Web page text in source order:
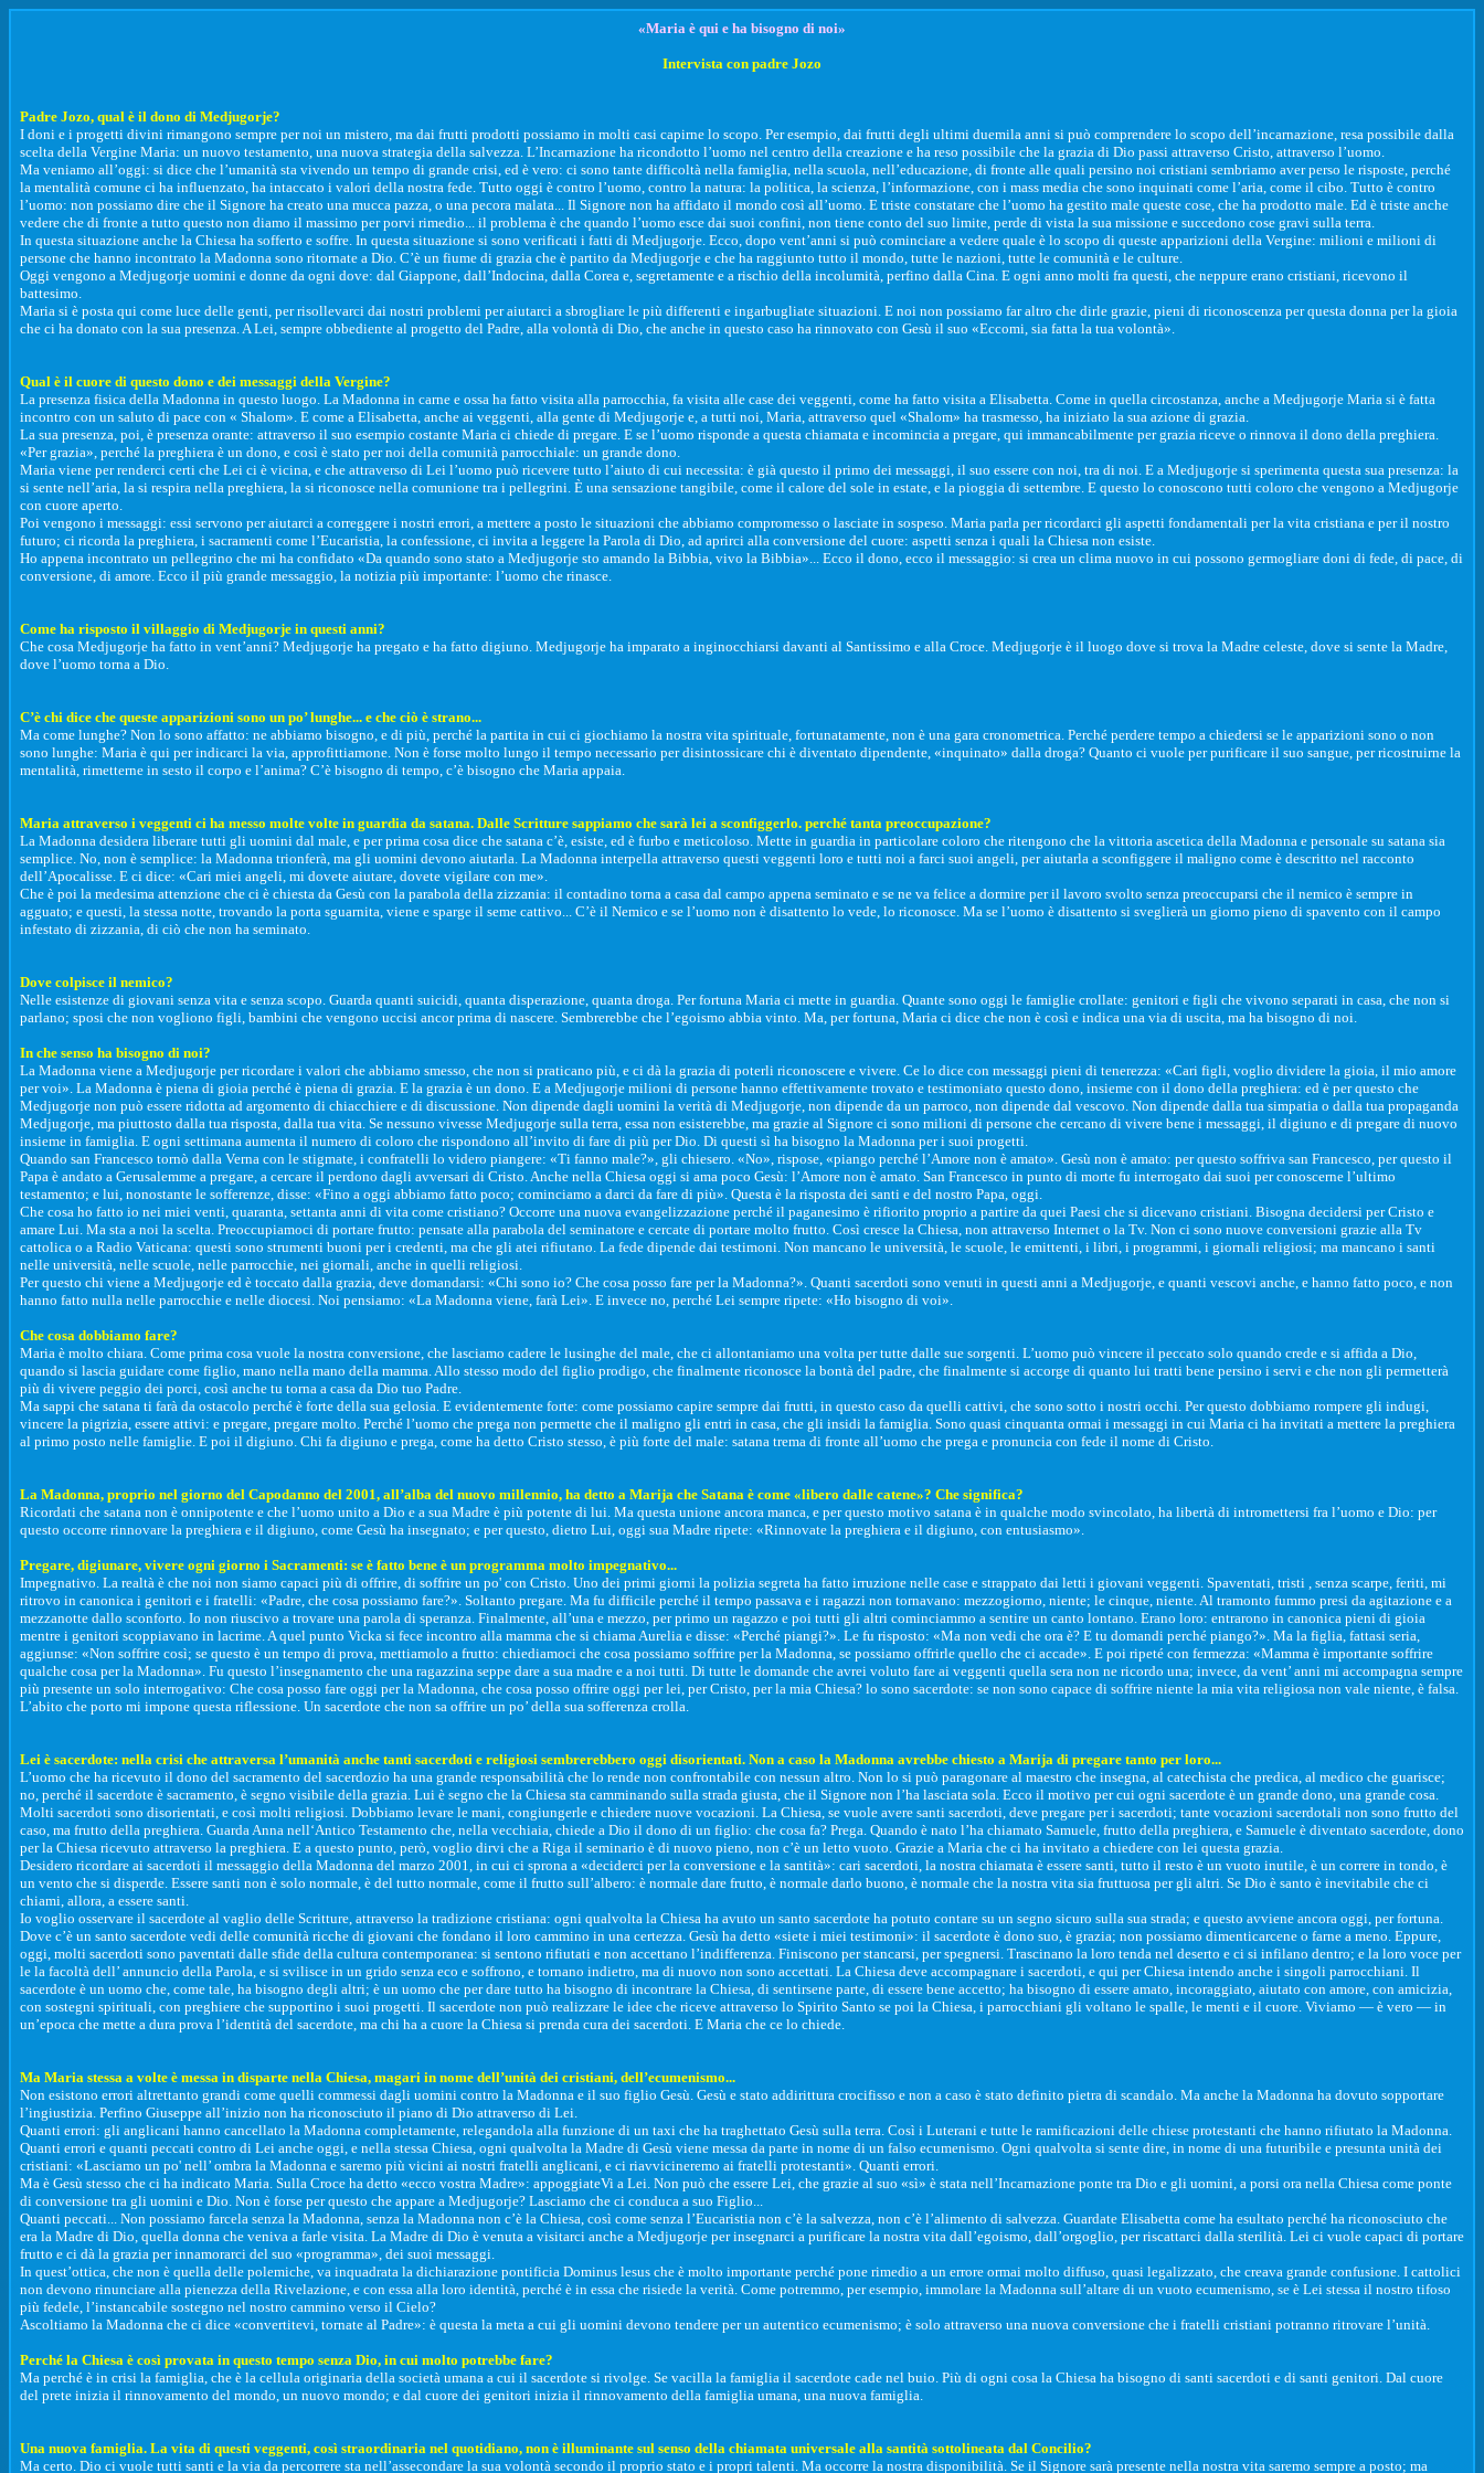
«Maria è qui e ha bisogno di noi»
Intervista con padre Jozo
Padre Jozo, qual è il dono di Medjugorje?
I doni e i progetti divini rimangono sempre per noi un mistero, ma dai frutti prodotti possiamo in molti casi capirne lo scopo. Per esempio, dai frutti degli ultimi duemila anni si può comprendere lo scopo dell’incarnazione, resa possibile dalla
scelta della Vergine Maria: un nuovo testamento, una nuova strategia della salvezza. L’Incarnazione ha ricondotto l’uomo nel centro della creazione e ha reso possibile che la grazia di Dio passi attraverso Cristo, attraverso l’uomo.
Ma veniamo all’oggi: si dice che l’umanità sta vivendo un tempo di grande crisi, ed è vero: ci sono tante difficoltà nella famiglia, nella scuola, nell’educazione, di fronte alle quali persino noi cristiani sembriamo aver perso le risposte, perché
la mentalità comune ci ha influenzato, ha intaccato i valori della nostra fede. Tutto oggi è contro l’uomo, contro la natura: la politica, la scienza, l’informazione, con i mass media che sono inquinati come l’aria, come il cibo. Tutto è contro
l’uomo: non possiamo dire che il Signore ha creato una mucca pazza, o una pecora malata... Il Signore non ha affidato il mondo così all’uomo. E triste constatare che l’uomo ha gestito male queste cose, che ha prodotto male. Ed è triste anche
vedere che di fronte a tutto questo non diamo il massimo per porvi rimedio... il problema è che quando l’uomo esce dai suoi confini, non tiene conto del suo limite, perde di vista la sua missione e succedono cose gravi sulla terra.
In questa situazione anche la Chiesa ha sofferto e soffre. In questa situazione si sono verificati i fatti di Medjugorje. Ecco, dopo vent’anni si può cominciare a vedere quale è lo scopo di queste apparizioni della Vergine: milioni e milioni di
persone che hanno incontrato la Madonna sono ritornate a Dio. C’è un fiume di grazia che è partito da Medjugorje e che ha raggiunto tutto il mondo, tutte le nazioni, tutte le comunità e le culture.
Oggi vengono a Medjugorje uomini e donne da ogni dove: dal Giappone, dall’Indocina, dalla Corea e, segretamente e a rischio della incolumità, perfino dalla Cina. E ogni anno molti fra questi, che neppure erano cristiani, ricevono il
battesimo.
Maria si è posta qui come luce delle genti, per risollevarci dai nostri problemi per aiutarci a sbrogliare le più differenti e ingarbugliate situazioni. E noi non possiamo far altro che dirle grazie, pieni di riconoscenza per questa donna per la gioia
che ci ha donato con la sua presenza. A Lei, sempre obbediente al progetto del Padre, alla volontà di Dio, che anche in questo caso ha rinnovato con Gesù il suo «Eccomi, sia fatta la tua volontà».
Qual è il cuore di questo dono e dei messaggi della Vergine?
La presenza fisica della Madonna in questo luogo. La Madonna in carne e ossa ha fatto visita alla parrocchia, fa visita alle case dei veggenti, come ha fatto visita a Elisabetta. Come in quella circostanza, anche a Medjugorje Maria si è fatta
incontro con un saluto di pace con « Shalom». E come a Elisabetta, anche ai veggenti, alla gente di Medjugorje e, a tutti noi, Maria, attraverso quel «Shalom» ha trasmesso, ha iniziato la sua azione di grazia.
La sua presenza, poi, è presenza orante: attraverso il suo esempio costante Maria ci chiede di pregare. E se l’uomo risponde a questa chiamata e incomincia a pregare, qui immancabilmente per grazia riceve o rinnova il dono della preghiera.
«Per grazia», perché la preghiera è un dono, e così è stato per noi della comunità parrocchiale: un grande dono.
Maria viene per renderci certi che Lei ci è vicina, e che attraverso di Lei l’uomo può ricevere tutto l’aiuto di cui necessita: è già questo il primo dei messaggi, il suo essere con noi, tra di noi. E a Medjugorje si sperimenta questa sua presenza: la
si sente nell’aria, la si respira nella preghiera, la si riconosce nella comunione tra i pellegrini. È una sensazione tangibile, come il calore del sole in estate, e la pioggia di settembre. E questo lo conoscono tutti coloro che vengono a Medjugorje
con cuore aperto.
Poi vengono i messaggi: essi servono per aiutarci a correggere i nostri errori, a mettere a posto le situazioni che abbiamo compromesso o lasciate in sospeso. Maria parla per ricordarci gli aspetti fondamentali per la vita cristiana e per il nostro
futuro; ci ricorda la preghiera, i sacramenti come l’Eucaristia, la confessione, ci invita a leggere la Parola di Dio, ad aprirci alla conversione del cuore: aspetti senza i quali la Chiesa non esiste.
Ho appena incontrato un pellegrino che mi ha confidato «Da quando sono stato a Medjugorje sto amando la Bibbia, vivo la Bibbia»... Ecco il dono, ecco il messaggio: si crea un clima nuovo in cui possono germogliare doni di fede, di pace, di
conversione, di amore. Ecco il più grande messaggio, la notizia più importante: l’uomo che rinasce.
Come ha risposto il villaggio di Medjugorje in questi anni?
Che cosa Medjugorje ha fatto in vent’anni? Medjugorje ha pregato e ha fatto digiuno. Medjugorje ha imparato a inginocchiarsi davanti al Santissimo e alla Croce. Medjugorje è il luogo dove si trova la Madre celeste, dove si sente la Madre,
dove l’uomo torna a Dio.
C’è chi dice che queste apparizioni sono un po’ lunghe... e che ciò è strano...
Ma come lunghe? Non lo sono affatto: ne abbiamo bisogno, e di più, perché la partita in cui ci giochiamo la nostra vita spirituale, fortunatamente, non è una gara cronometrica. Perché perdere tempo a chiedersi se le apparizioni sono o non
sono lunghe: Maria è qui per indicarci la via, approfittiamone. Non è forse molto lungo il tempo necessario per disintossicare chi è diventato dipendente, «inquinato» dalla droga? Quanto ci vuole per purificare il suo sangue, per ricostruirne la
mentalità, rimetterne in sesto il corpo e l’anima? C’è bisogno di tempo, c’è bisogno che Maria appaia.
Maria attraverso i veggenti ci ha messo molte volte in guardia da satana. Dalle Scritture sappiamo che sarà lei a sconfiggerlo. perché tanta preoccupazione?
La Madonna desidera liberare tutti gli uomini dal male, e per prima cosa dice che satana c’è, esiste, ed è furbo e meticoloso. Mette in guardia in particolare coloro che ritengono che la vittoria ascetica della Madonna e personale su satana sia
semplice. No, non è semplice: la Madonna trionferà, ma gli uomini devono aiutarla. La Madonna interpella attraverso questi veggenti loro e tutti noi a farci suoi angeli, per aiutarla a sconfiggere il maligno come è descritto nel racconto
dell’Apocalisse. E ci dice: «Cari miei angeli, mi dovete aiutare, dovete vigilare con me».
Che è poi la medesima attenzione che ci è chiesta da Gesù con la parabola della zizzania: il contadino torna a casa dal campo appena seminato e se ne va felice a dormire per il lavoro svolto senza preoccuparsi che il nemico è sempre in
agguato; e questi, la stessa notte, trovando la porta sguarnita, viene e sparge il seme cattivo... C’è il Nemico e se l’uomo non è disattento lo vede, lo riconosce. Ma se l’uomo è disattento si sveglierà un giorno pieno di spavento con il campo
infestato di zizzania, di ciò che non ha seminato.
Dove colpisce il nemico?
Nelle esistenze di giovani senza vita e senza scopo. Guarda quanti suicidi, quanta disperazione, quanta droga. Per fortuna Maria ci mette in guardia. Quante sono oggi le famiglie crollate: genitori e figli che vivono separati in casa, che non si
parlano; sposi che non vogliono figli, bambini che vengono uccisi ancor prima di nascere. Sembrerebbe che l’egoismo abbia vinto. Ma, per fortuna, Maria ci dice che non è così e indica una via di uscita, ma ha bisogno di noi.
In che senso ha bisogno di noi?
La Madonna viene a Medjugorje per ricordare i valori che abbiamo smesso, che non si praticano più, e ci dà la grazia di poterli riconoscere e vivere. Ce lo dice con messaggi pieni di tenerezza: «Cari figli, voglio dividere la gioia, il mio amore
per voi». La Madonna è piena di gioia perché è piena di grazia. E la grazia è un dono. E a Medjugorje milioni di persone hanno effettivamente trovato e testimoniato questo dono, insieme con il dono della preghiera: ed è per questo che
Medjugorje non può essere ridotta ad argomento di chiacchiere e di discussione. Non dipende dagli uomini la verità di Medjugorje, non dipende da un parroco, non dipende dal vescovo. Non dipende dalla tua simpatia o dalla tua propaganda
Medjugorje, ma piuttosto dalla tua risposta, dalla tua vita. Se nessuno vivesse Medjugorje sulla terra, essa non esisterebbe, ma grazie al Signore ci sono milioni di persone che cercano di vivere bene i messaggi, il digiuno e di pregare di nuovo
insieme in famiglia. E ogni settimana aumenta il numero di coloro che rispondono all’invito di fare di più per Dio. Di questi sì ha bisogno la Madonna per i suoi progetti.
Quando san Francesco tornò dalla Verna con le stigmate, i confratelli lo videro piangere: «Ti fanno male?», gli chiesero. «No», rispose, «piango perché l’Amore non è amato». Gesù non è amato: per questo soffriva san Francesco, per questo il
Papa è andato a Gerusalemme a pregare, a cercare il perdono dagli avversari di Cristo. Anche nella Chiesa oggi si ama poco Gesù: l’Amore non è amato. San Francesco in punto di morte fu interrogato dai suoi per conoscerne l’ultimo
testamento; e lui, nonostante le sofferenze, disse: «Fino a oggi abbiamo fatto poco; cominciamo a darci da fare di più». Questa è la risposta dei santi e del nostro Papa, oggi.
Che cosa ho fatto io nei miei venti, quaranta, settanta anni di vita come cristiano? Occorre una nuova evangelizzazione perché il paganesimo è rifiorito proprio a partire da quei Paesi che si dicevano cristiani. Bisogna decidersi per Cristo e
amare Lui. Ma sta a noi la scelta. Preoccupiamoci di portare frutto: pensate alla parabola del seminatore e cercate di portare molto frutto. Così cresce la Chiesa, non attraverso Internet o la Tv. Non ci sono nuove conversioni grazie alla Tv
cattolica o a Radio Vaticana: questi sono strumenti buoni per i credenti, ma che gli atei rifiutano. La fede dipende dai testimoni. Non mancano le università, le scuole, le emittenti, i libri, i programmi, i giornali religiosi; ma mancano i santi
nelle università, nelle scuole, nelle parrocchie, nei giornali, anche in quelli religiosi.
Per questo chi viene a Medjugorje ed è toccato dalla grazia, deve domandarsi: «Chi sono io? Che cosa posso fare per la Madonna?». Quanti sacerdoti sono venuti in questi anni a Medjugorje, e quanti vescovi anche, e hanno fatto poco, e non
hanno fatto nulla nelle parrocchie e nelle diocesi. Noi pensiamo: «La Madonna viene, farà Lei». E invece no, perché Lei sempre ripete: «Ho bisogno di voi».
Che cosa dobbiamo fare?
Maria è molto chiara. Come prima cosa vuole la nostra conversione, che lasciamo cadere le lusinghe del male, che ci allontaniamo una volta per tutte dalle sue sorgenti. L’uomo può vincere il peccato solo quando crede e si affida a Dio,
quando si lascia guidare come figlio, mano nella mano della mamma. Allo stesso modo del figlio prodigo, che finalmente riconosce la bontà del padre, che finalmente si accorge di quanto lui tratti bene persino i servi e che non gli permetterà
più di vivere peggio dei porci, così anche tu torna a casa da Dio tuo Padre.
Ma sappi che satana ti farà da ostacolo perché è forte della sua gelosia. E evidentemente forte: come possiamo capire sempre dai frutti, in questo caso da quelli cattivi, che sono sotto i nostri occhi. Per questo dobbiamo rompere gli indugi,
vincere la pigrizia, essere attivi: e pregare, pregare molto. Perché l’uomo che prega non permette che il maligno gli entri in casa, che gli insidi la famiglia. Sono quasi cinquanta ormai i messaggi in cui Maria ci ha invitati a mettere la preghiera
al primo posto nelle famiglie. E poi il digiuno. Chi fa digiuno e prega, come ha detto Cristo stesso, è più forte del male: satana trema di fronte all’uomo che prega e pronuncia con fede il nome di Cristo.
La Madonna, proprio nel giorno del Capodanno del 2001, all’alba del nuovo millennio, ha detto a Marija che Satana è come «libero dalle catene»? Che significa?
Ricordati che satana non è onnipotente e che l’uomo unito a Dio e a sua Madre è più potente di lui. Ma questa unione ancora manca, e per questo motivo satana è in qualche modo svincolato, ha libertà di intromettersi fra l’uomo e Dio: per
questo occorre rinnovare la preghiera e il digiuno, come Gesù ha insegnato; e per questo, dietro Lui, oggi sua Madre ripete: «Rinnovate la preghiera e il digiuno, con entusiasmo».
Pregare, digiunare, vivere ogni giorno i Sacramenti: se è fatto bene è un programma molto impegnativo...
Impegnativo. La realtà è che noi non siamo capaci più di offrire, di soffrire un po' con Cristo. Uno dei primi giorni la polizia segreta ha fatto irruzione nelle case e strappato dai letti i giovani veggenti. Spaventati, tristi , senza scarpe, feriti, mi
ritrovo in canonica i genitori e i fratelli: «Padre, che cosa possiamo fare?». Soltanto pregare. Ma fu difficile perché il tempo passava e i ragazzi non tornavano: mezzogiorno, niente; le cinque, niente. Al tramonto fummo presi da agitazione e a
mezzanotte dallo sconforto. Io non riuscivo a trovare una parola di speranza. Finalmente, all’una e mezzo, per primo un ragazzo e poi tutti gli altri cominciammo a sentire un canto lontano. Erano loro: entrarono in canonica pieni di gioia
mentre i genitori scoppiavano in lacrime. A quel punto Vicka si fece incontro alla mamma che si chiama Aurelia e disse: «Perché piangi?». Le fu risposto: «Ma non vedi che ora è? E tu domandi perché piango?». Ma la figlia, fattasi seria,
aggiunse: «Non soffrire così; se questo è un tempo di prova, mettiamolo a frutto: chiediamoci che cosa possiamo soffrire per la Madonna, se possiamo offrirle quello che ci accade». E poi ripeté con fermezza: «Mamma è importante soffrire
qualche cosa per la Madonna». Fu questo l’insegnamento che una ragazzina seppe dare a sua madre e a noi tutti. Di tutte le domande che avrei voluto fare ai veggenti quella sera non ne ricordo una; invece, da vent’ anni mi accompagna sempre
più presente un solo interrogativo: Che cosa posso fare oggi per la Madonna, che cosa posso offrire oggi per lei, per Cristo, per la mia Chiesa? lo sono sacerdote: se non sono capace di soffrire niente la mia vita religiosa non vale niente, è falsa.
L’abito che porto mi impone questa riflessione. Un sacerdote che non sa offrire un po’ della sua sofferenza crolla.
Lei è sacerdote: nella crisi che attraversa l’umanità anche tanti sacerdoti e religiosi sembrerebbero oggi disorientati. Non a caso la Madonna avrebbe chiesto a Marija di pregare tanto per loro...
L’uomo che ha ricevuto il dono del sacramento del sacerdozio ha una grande responsabilità che lo rende non confrontabile con nessun altro. Non lo si può paragonare al maestro che insegna, al catechista che predica, al medico che guarisce;
no, perché il sacerdote è sacramento, è segno visibile della grazia. Lui è segno che la Chiesa sta camminando sulla strada giusta, che il Signore non l’ha lasciata sola. Ecco il motivo per cui ogni sacerdote è un grande dono, una grande cosa.
Molti sacerdoti sono disorientati, e così molti religiosi. Dobbiamo levare le mani, congiungerle e chiedere nuove vocazioni. La Chiesa, se vuole avere santi sacerdoti, deve pregare per i sacerdoti; tante vocazioni sacerdotali non sono frutto del
caso, ma frutto della preghiera. Guarda Anna nell‘Antico Testamento che, nella vecchiaia, chiede a Dio il dono di un figlio: che cosa fa? Prega. Quando è nato l’ha chiamato Samuele, frutto della preghiera, e Samuele è diventato sacerdote, dono
per la Chiesa ricevuto attraverso la preghiera. E a questo punto, però, voglio dirvi che a Riga il seminario è di nuovo pieno, non c’è un letto vuoto. Grazie a Maria che ci ha invitato a chiedere con lei questa grazia.
Desidero ricordare ai sacerdoti il messaggio della Madonna del marzo 2001, in cui ci sprona a «deciderci per la conversione e la santità»: cari sacerdoti, la nostra chiamata è essere santi, tutto il resto è un vuoto inutile, è un correre in tondo, è
un vento che si disperde. Essere santi non è solo normale, è del tutto normale, come il frutto sull’albero: è normale dare frutto, è normale darlo buono, è normale che la nostra vita sia fruttuosa per gli altri. Se Dio è santo è inevitabile che ci
chiami, allora, a essere santi.
Io voglio osservare il sacerdote al vaglio delle Scritture, attraverso la tradizione cristiana: ogni qualvolta la Chiesa ha avuto un santo sacerdote ha potuto contare su un segno sicuro sulla sua strada; e questo avviene ancora oggi, per fortuna.
Dove c’è un santo sacerdote vedi delle comunità ricche di giovani che fondano il loro cammino in una certezza. Gesù ha detto «siete i miei testimoni»: il sacerdote è dono suo, è grazia; non possiamo dimenticarcene o farne a meno. Eppure,
oggi, molti sacerdoti sono paventati dalle sfide della cultura contemporanea: si sentono rifiutati e non accettano l’indifferenza. Finiscono per stancarsi, per spegnersi. Trascinano la loro tenda nel deserto e ci si infilano dentro; e la loro voce per
le la facoltà dell’ annuncio della Parola, e si svilisce in un grido senza eco e soffrono, e tornano indietro, ma di nuovo non sono accettati. La Chiesa deve accompagnare i sacerdoti, e qui per Chiesa intendo anche i singoli parrocchiani. Il
sacerdote è un uomo che, come tale, ha bisogno degli altri; è un uomo che per dare tutto ha bisogno di incontrare la Chiesa, di sentirsene parte, di essere bene accetto; ha bisogno di essere amato, incoraggiato, aiutato con amore, con amicizia,
con sostegni spirituali, con preghiere che supportino i suoi progetti. Il sacerdote non può realizzare le idee che riceve attraverso lo Spirito Santo se poi la Chiesa, i parrocchiani gli voltano le spalle, le menti e il cuore. Viviamo — è vero — in
un’epoca che mette a dura prova l’identità del sacerdote, ma chi ha a cuore la Chiesa si prenda cura dei sacerdoti. E Maria che ce lo chiede.
Ma Maria stessa a volte è messa in disparte nella Chiesa, magari in nome dell’unità dei cristiani, dell’ecumenismo...
Non esistono errori altrettanto grandi come quelli commessi dagli uomini contro la Madonna e il suo figlio Gesù. Gesù e stato addirittura crocifisso e non a caso è stato definito pietra di scandalo. Ma anche la Madonna ha dovuto sopportare
l’ingiustizia. Perfino Giuseppe all’inizio non ha riconosciuto il piano di Dio attraverso di Lei.
Quanti errori: gli anglicani hanno cancellato la Madonna completamente, relegandola alla funzione di un taxi che ha traghettato Gesù sulla terra. Così i Luterani e tutte le ramificazioni delle chiese protestanti che hanno rifiutato la Madonna.
Quanti errori e quanti peccati contro di Lei anche oggi, e nella stessa Chiesa, ogni qualvolta la Madre di Gesù viene messa da parte in nome di un falso ecumenismo. Ogni qualvolta si sente dire, in nome di una futuribile e presunta unità dei
cristiani: «Lasciamo un po' nell’ ombra la Madonna e saremo più vicini ai nostri fratelli anglicani, e ci riavvicineremo ai fratelli protestanti». Quanti errori.
Ma è Gesù stesso che ci ha indicato Maria. Sulla Croce ha detto «ecco vostra Madre»: appoggiateVi a Lei. Non può che essere Lei, che grazie al suo «sì» è stata nell’Incarnazione ponte tra Dio e gli uomini, a porsi ora nella Chiesa come ponte
di conversione tra gli uomini e Dio. Non è forse per questo che appare a Medjugorje? Lasciamo che ci conduca a suo Figlio...
Quanti peccati... Non possiamo farcela senza la Madonna, senza la Madonna non c’è la Chiesa, così come senza l’Eucaristia non c’è la salvezza, non c’è l’alimento di salvezza. Guardate Elisabetta come ha esultato perché ha riconosciuto che
era la Madre di Dio, quella donna che veniva a farle visita. La Madre di Dio è venuta a visitarci anche a Medjugorje per insegnarci a purificare la nostra vita dall’egoismo, dall’orgoglio, per riscattarci dalla sterilità. Lei ci vuole capaci di portare
frutto e ci dà la grazia per innamorarci del suo «programma», dei suoi messaggi.
In quest’ottica, che non è quella delle polemiche, va inquadrata la dichiarazione pontificia Dominus lesus che è molto importante perché pone rimedio a un errore ormai molto diffuso, quasi legalizzato, che creava grande confusione. I cattolici
non devono rinunciare alla pienezza della Rivelazione, e con essa alla loro identità, perché è in essa che risiede la verità. Come potremmo, per esempio, immolare la Madonna sull’altare di un vuoto ecumenismo, se è Lei stessa il nostro tifoso
più fedele, l’instancabile sostegno nel nostro cammino verso il Cielo?
Ascoltiamo la Madonna che ci dice «convertitevi, tornate al Padre»: è questa la meta a cui gli uomini devono tendere per un autentico ecumenismo; è solo attraverso una nuova conversione che i fratelli cristiani potranno ritrovare l’unità.
Perché la Chiesa è così provata in questo tempo senza Dio, in cui molto potrebbe fare?
Ma perché è in crisi la famiglia, che è la cellula originaria della società umana a cui il sacerdote si rivolge. Se vacilla la famiglia il sacerdote cade nel buio. Più di ogni cosa la Chiesa ha bisogno di santi sacerdoti e di santi genitori. Dal cuore
del prete inizia il rinnovamento del mondo, un nuovo mondo; e dal cuore dei genitori inizia il rinnovamento della famiglia umana, una nuova famiglia.
Una nuova famiglia. La vita di questi veggenti, così straordinaria nel quotidiano, non è illuminante sul senso della chiamata universale alla santità sottolineata dal Concilio?
Ma certo. Dio ci vuole tutti santi e la via da percorrere sta nell’assecondare la sua volontà secondo il proprio stato e i propri talenti. Ma occorre la nostra disponibilità. Se il Signore sarà presente nella nostra vita saremo sempre a posto; ma